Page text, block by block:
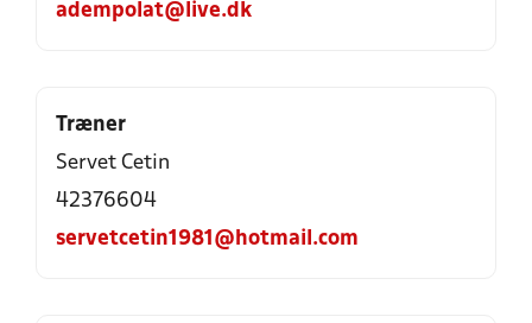
adempolat@live.dk
Træner
Servet Cetin
42376604
servetcetin1981@hotmail.com